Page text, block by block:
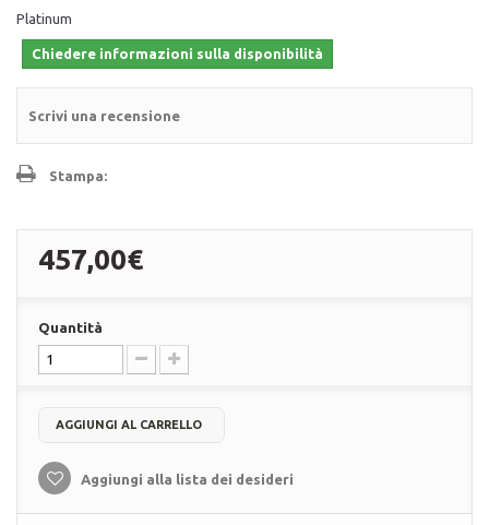
Platinum
Chiedere informazioni sulla disponibilità
Scrivi una recensione
Stampa:
457,00€
Quantità
AGGIUNGI AL CARRELLO
Aggiungi alla lista dei desideri